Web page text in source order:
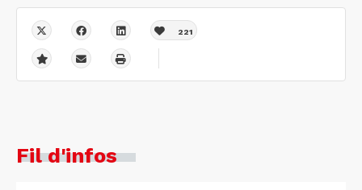
221
Fil d'infos